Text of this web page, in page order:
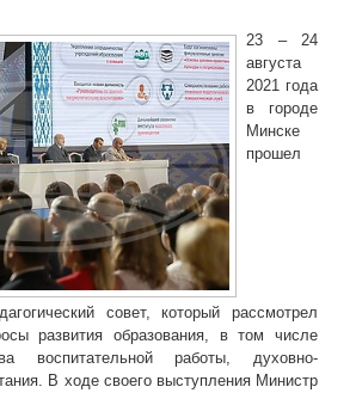
23 – 24
августа
2021 года
в городе
Минске
прошел
совет, который рассмотрел
развития образования, в том числе
воспитательной работы, духовно-
В ходе своего выступления Министр